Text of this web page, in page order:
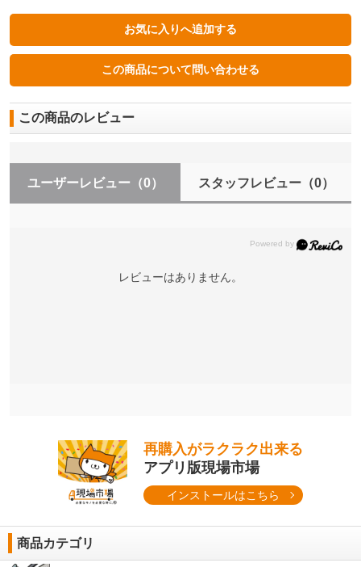
この商品のレビュー
ユーザーレビュー （0） スタッフレビュー（0）
レビューはありません。
再購入がラクラク出来る
アプリ版現場市場
インストールはこちら
商品カテゴリ